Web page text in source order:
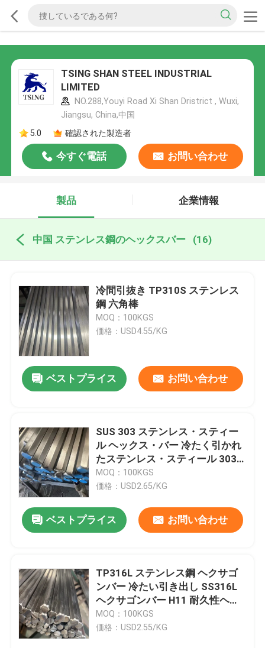
TSING SHAN STEEL INDUSTRIAL
LIMITED
NO.288,Youyi Road Xi Shan Dristrict , Wuxi,
Jiangsu, China,中国
5.0
確認された製造者
今すぐ電話 お問い合わせ
製品 企業情報
中国 ステンレス鋼のヘックスバー (16)
冷間引抜き TP310S ステンレス
鋼 六角棒
MOQ：100KGS
価格：USD4.55/KG
ベストプライス お問い合わせ
SUS 303 ステンレス・スティー
ル ヘックス・バー 冷たく引かれ
たステンレス・スティール 303
ヘクサゴナル・バー 明るいポー
リング
MOQ：100KGS
価格：USD2.65/KG
ベストプライス お問い合わせ
TP316L ステンレス鋼 ヘクサゴ
ンバー 冷たい引き出し SS316L
ヘクサゴンバー H11 耐久性ヘア
ライン仕上げ
MOQ：100KGS
価格：USD2.55/KG